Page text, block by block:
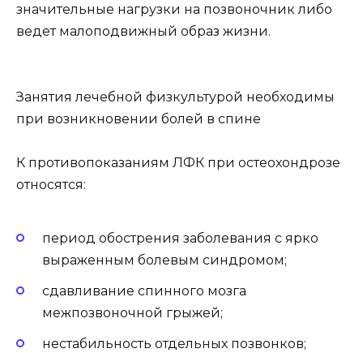
значительные нагрузки на позвоночник либо
ведет малоподвижный образ жизни.
Занятия лечебной физкультурой необходимы
при возникновении болей в спине
К противопоказаниям ЛФК при остеохондрозе
относятся:
период обострения заболевания с ярко
выраженным болевым синдромом;
сдавливание спинного мозга
межпозвоночной грыжей;
нестабильность отдельных позвонков;